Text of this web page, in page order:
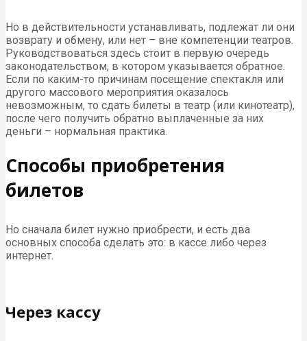
Но в действительности устанавливать, подлежат ли они
возврату и обмену, или нет – вне компетенции театров.
Руководствоваться здесь стоит в первую очередь
законодательством, в котором указывается обратное.
Если по каким-то причинам посещение спектакля или
другого массового мероприятия оказалось
невозможным, то сдать билеты в театр (или кинотеатр),
после чего получить обратно выплаченные за них
деньги – нормальная практика.
Способы приобретения
билетов
Но сначала билет нужно приобрести, и есть два
основных способа сделать это: в кассе либо через
интернет.
Через кассу